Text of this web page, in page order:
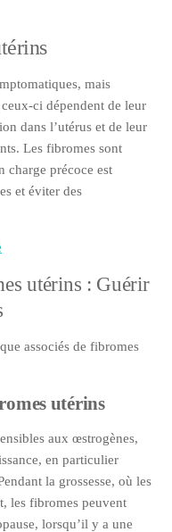
mais
ci dépendent de leur
dans l’utérus et de leur
Les fibromes sont
charge précoce est
et éviter des
utérins : Guérir
associés de fibromes
utérins
aux œstrogènes,
en particulier
la grossesse, où les
les fibromes peuvent
lorsqu’il y a une